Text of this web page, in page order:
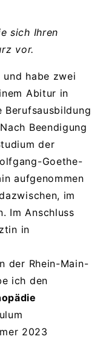
sich Ihren
vor.
habe zwei
Abitur in
Berufsausbildung
Beendigung
der
Goethe-
aufgenommen
im
Im Anschluss
in
der Rhein-Main-
ich den
2023